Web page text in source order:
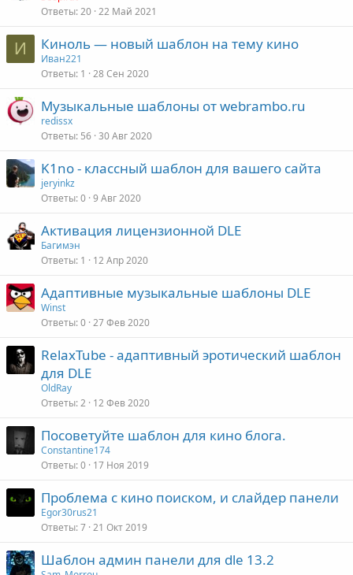
Ответы 20 22 Май 2021
И Киноль — новый шаблон на тему кино
Иван221
Ответы 1 28 Сен 2020
Музыкальные шаблоны от webrambo.ru
redissx
Ответы 56 30 Авг 2020
K1no - классный шаблон для вашего сайта
jeryinkz
Ответы 0 9 Авг 2020
Активация лицензионной DLE
Багимэн
Ответы 1 12 Апр 2020
Адаптивные музыкальные шаблоны DLE
Winst
Ответы 0 27 Фев 2020
RelaxTube - адаптивный эротический шаблон
для DLE
OldRay
Ответы 2 12 Фев 2020
Посоветуйте шаблон для кино блога.
Constantine174
Ответы 0 17 Ноя 2019
Проблема с кино поиском, и слайдер панели
Egor30rus21
Ответы 7 21 Окт 2019
Шаблон админ панели для dle 13.2